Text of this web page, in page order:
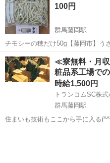
100円
群馬藤岡駅
チモシーの穂だけ50g【藤岡市】う
だけを50g集めました🌾 うちの子
譲りします！ 香りが好きなうさぎさん、モルモットさん、デグーさん
などにおすすめです。 【...
群馬 藤岡市 群馬藤岡駅
≪寮無料・月
粧品系工場で
時給1,500円
トランコムSC株式
群馬藤岡駅
住まいも技術もここから手に入る